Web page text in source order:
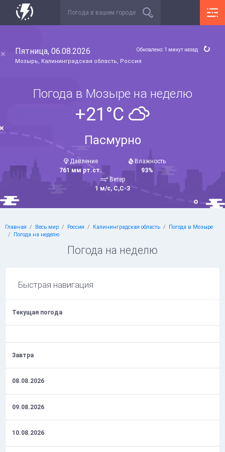
Пятница, 06.08.2026
Мозырь, Калининградская область, Россия
Обновлено: 1 минут назад
Погода в Мозыре на неделю
+21°C
Пасмурно
Давление
761 мм рт.ст.
Влажность
93%
Ветер
1 м/с, С,С-З
Главная Весь мир Россия Калининградская область
Погода в Мозыре
Погода на неделю
Погода на неделю
Быстрая навигация
Текущая погода
Завтра
08.08.2026
09.08.2026
10.08.2026